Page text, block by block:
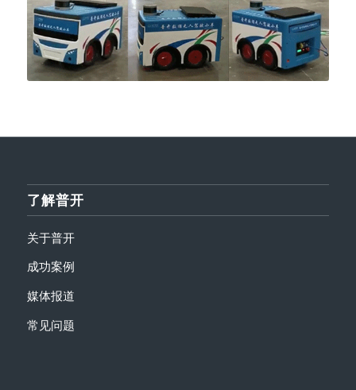
了解普开
关于普开
成功案例
媒体报道
常见问题